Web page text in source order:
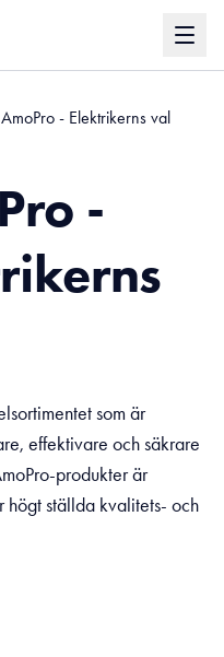
AmoPro - Elektrikerns val
-
som är
effektivare och säkrare
produkter är
ställda kvalitets- och